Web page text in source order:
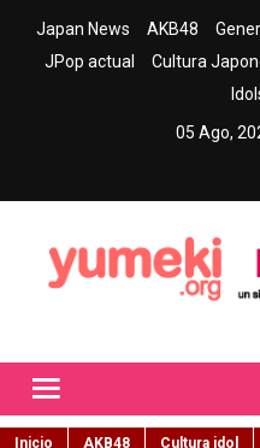
Japan News AKB48
JPop actual
Cultura
05 Ago,
Inicio AKB48 Cultura idol